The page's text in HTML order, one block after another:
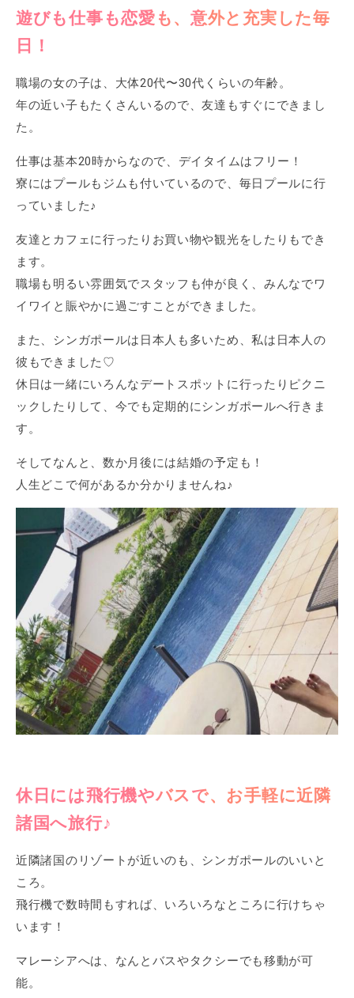
遊びも仕事も恋愛も、意外と充実した毎
日！
職場の女の子は、大体20代〜30代くらいの年齢。
年の近い子もたくさんいるので、友達もすぐにできまし
た。
仕事は基本20時からなので、デイタイムはフリー！
寮にはプールもジムも付いているので、毎日プールに行
っていました♪
友達とカフェに行ったりお買い物や観光をしたりもでき
ます。
職場も明るい雰囲気でスタッフも仲が良く、みんなでワ
イワイと賑やかに過ごすことができました。
また、シンガポールは日本人も多いため、私は日本人の
彼もできました♡
休日は一緒にいろんなデートスポットに行ったりピクニ
ックしたりして、今でも定期的にシンガポールへ行きま
す。
そしてなんと、数か月後には結婚の予定も！
人生どこで何があるか分かりませんね♪
休日には飛行機やバスで、お手軽に近隣
諸国へ旅行♪
近隣諸国のリゾートが近いのも、シンガポールのいいと
ころ。
飛行機で数時間もすれば、いろいろなところに行けちゃ
います！
マレーシアへは、なんとバスやタクシーでも移動が可
能。